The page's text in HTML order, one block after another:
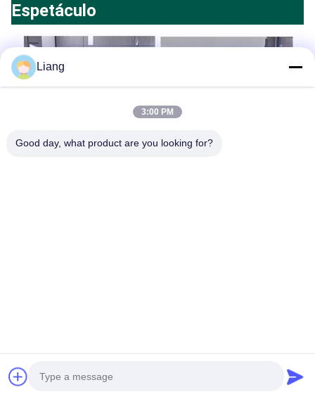
Espetáculo
Liang
3:00 PM
Good day, what product are you looking for?